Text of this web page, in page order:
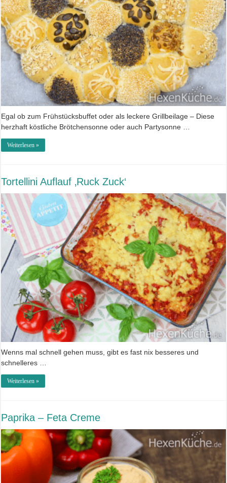
Egal ob zum Frühstücksbuffet oder als leckere Grillbeilage – Diese
herzhaft köstliche Brötchensonne oder auch Partysonne …
Weiterlesen »
Tortellini Auflauf ‚Ruck Zuck‘
Wenns mal schnell gehen muss, gibt es fast nix besseres und
schnelleres …
Weiterlesen »
Paprika – Feta Creme